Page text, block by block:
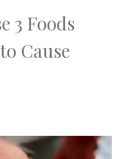
3 Foods
Cause